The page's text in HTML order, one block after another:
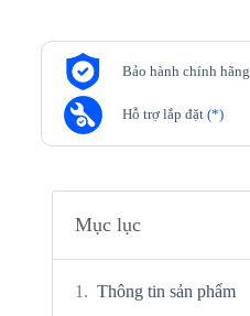
Bảo hành chính hãng
Hỗ trợ lắp đặt (*)
Mục lục
Thông tin sản phẩm